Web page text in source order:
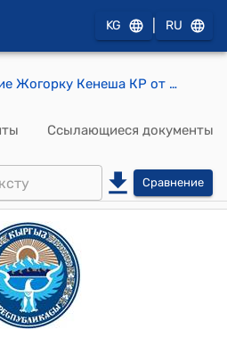
KG RU
Постановление Жогорку Кенеша КР от 9 апреля 2015 года № 4969-V "О принятии Закона Кыргызской Республики "О внесении дополнения в Закон Кыргызской Республики "О рекламе"
Ссылающиеся документы
Сравнение